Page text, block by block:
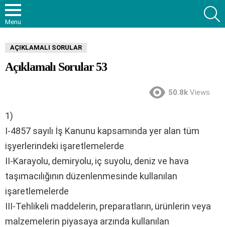
Menu
AÇIKLAMALI SORULAR
Açıklamalı Sorular 53
50.8k Views
1)
I-4857 sayılı İş Kanunu kapsamında yer alan tüm
işyerlerindeki işaretlemelerde
II-Karayolu, demiryolu, iç suyolu, deniz ve hava
taşımacılığının düzenlenmesinde kullanılan
işaretlemelerde
III-Tehlikeli maddelerin, preparatların, ürünlerin veya
malzemelerin piyasaya arzında kullanılan